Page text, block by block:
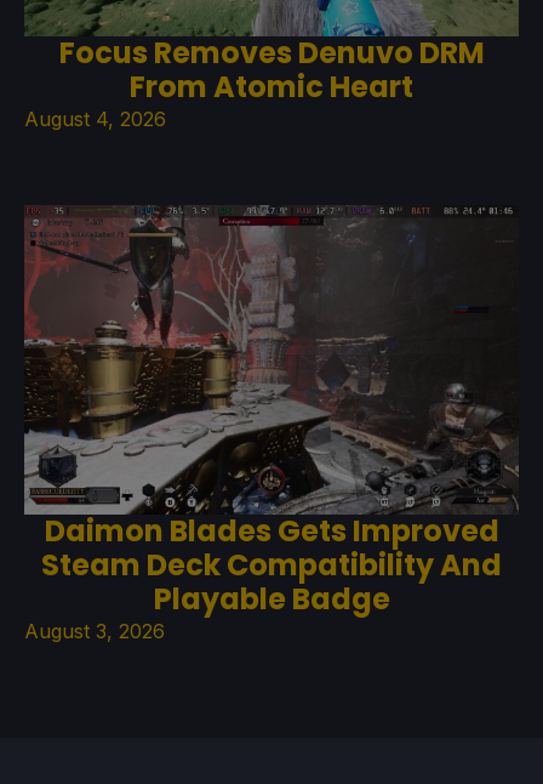
Focus Removes Denuvo DRM
From Atomic Heart
August 4, 2026
Daimon Blades Gets Improved
Steam Deck Compatibility And
Playable Badge
August 3, 2026